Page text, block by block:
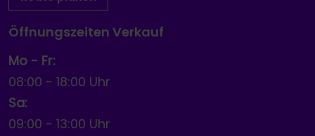
Öffnungszeiten Verkauf
Mo - Fr:
08:00 - 18:00 Uhr
Sa:
09:00 - 13:00 Uhr